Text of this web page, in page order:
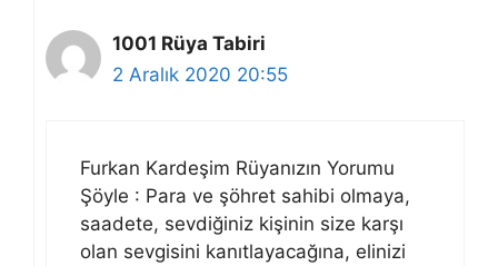
1001 Rüya Tabiri
2 Aralık 2020 20:55
Furkan Kardeşim Rüyanızın Yorumu
Şöyle : Para ve şöhret sahibi olmaya,
saadete, sevdiğiniz kişinin size karşı
olan sevgisini kanıtlayacağına, elinizi